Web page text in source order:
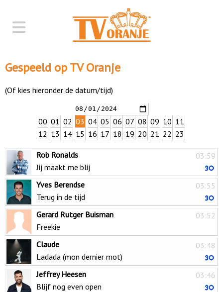
Gespeeld op TV Oranje
(Of kies hieronder de datum/tijd)
00 01 02 03 04 05 06 07 08 09 10 11
12 13 14 15 16 17 18 19 20 21 22 23
03:59
Rob Ronalds
Jij maakt me blij
03:55
Yves Berendse
Terug in de tijd
03:52
Gerard Rutger Buisman
Freekie
03:48
Claude
Ladada (mon dernier mot)
03:46
Jeffrey Heesen
Blijf nog even open